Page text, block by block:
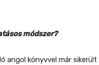
módszer?
angol könyvvel már sikerült